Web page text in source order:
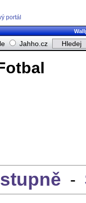
portál
Jahho.cz
-